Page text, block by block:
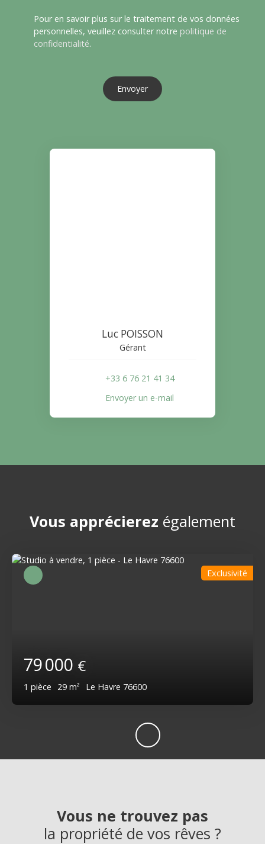
Pour en savoir plus sur le traitement de vos données
personnelles, veuillez consulter notre politique de
confidentialité.
Envoyer
Luc POISSON
Gérant
+33 6 76 21 41 34
Envoyer un e-mail
Vous apprécierez également
79 000 €
1 pièce 29 m² Le Havre 76600
Exclusivité
Vous ne trouvez pas
la propriété de vos rêves ?